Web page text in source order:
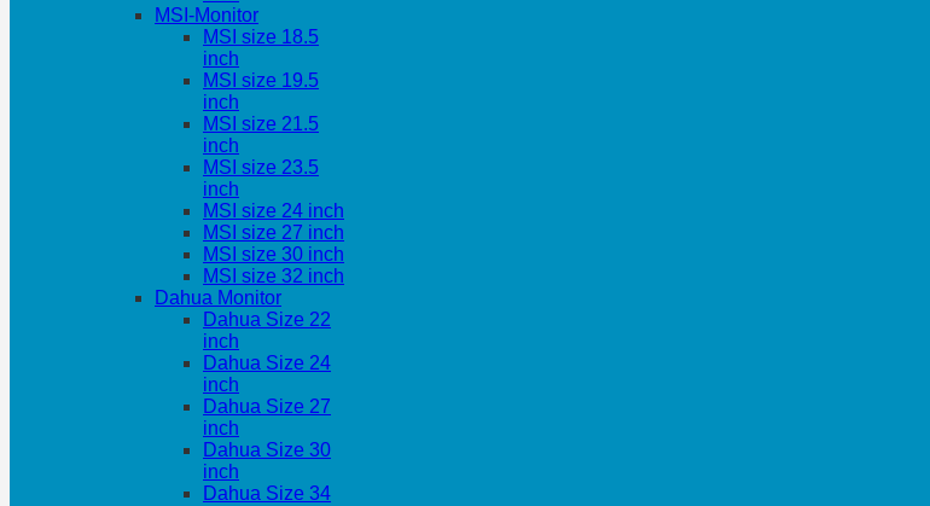
MSI-Monitor
MSI size 18.5
inch
MSI size 19.5
inch
MSI size 21.5
inch
MSI size 23.5
inch
MSI size 24 inch
MSI size 27 inch
MSI size 30 inch
MSI size 32 inch
Dahua Monitor
Dahua Size 22
inch
Dahua Size 24
inch
Dahua Size 27
inch
Dahua Size 30
inch
Dahua Size 34